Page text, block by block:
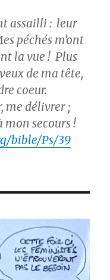
assailli : leur
péchés m’ont
la vue ! Plus
de ma tête,
coeur.
me délivrer ;
mon secours !
bible/Ps/39